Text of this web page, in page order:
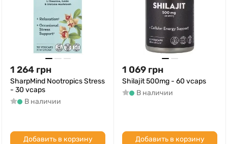
1 264 грн
SharpMind Nootropics Stress
- 30 vcaps
В наличии
Добавить в корзину
1 069 грн
Shilajit 500mg - 60 vcaps
В наличии
Добавить в корзину